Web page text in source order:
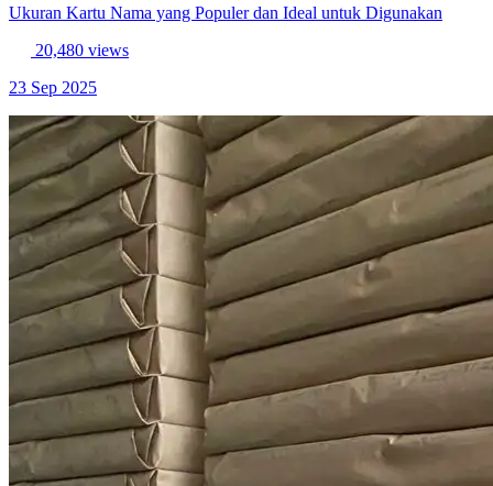
Ukuran Kartu Nama yang Populer dan Ideal untuk Digunakan
20,480 views
23 Sep 2025